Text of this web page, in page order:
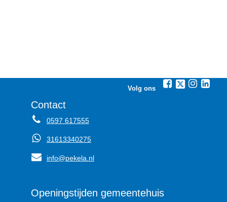
Volg ons
Contact
0597 617555
31613340275
info@pekela.nl
Openingstijden gemeentehuis